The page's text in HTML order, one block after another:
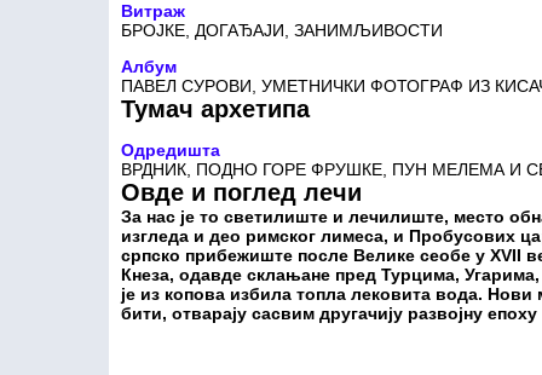
Витраж
БРОЈКЕ, ДОГАЂАЈИ, ЗАНИМЉИВОСТИ
Албум
ПАВЕЛ СУРОВИ, УМЕТНИЧКИ ФОТОГРАФ ИЗ
Тумач архетипа
Одредишта
ВРДНИК, ПОДНО ГОРЕ ФРУШКЕ, ПУН МЕЛЕМА И
Овде и поглед лечи
За нас је то светилиште и лечилиште, место
изгледа и део римског лимеса, и Пробусових
српско прибежиште после Велике сеобе у XVII
Кнеза, одавде склањане пред Турцима,
је из копова избила топла лековита вода.
бити, отварају сасвим другачију развојну епоху